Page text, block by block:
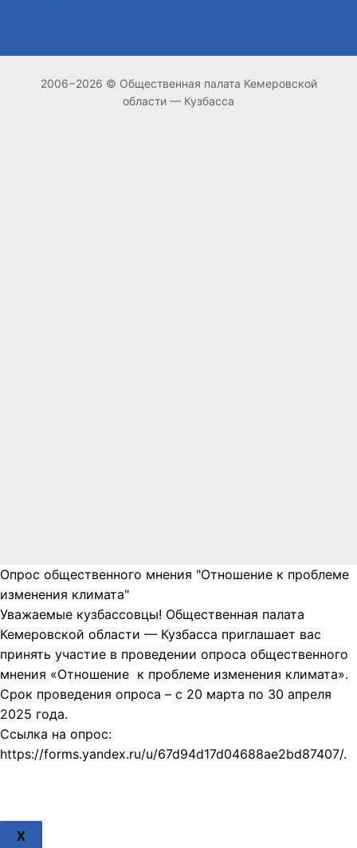
2006−2026 © Общественная палата Кемеровской
области — Кузбасса
Опрос общественного мнения "Отношение к проблеме
изменения климата"
Уважаемые кузбассовцы! Общественная палата
Кемеровской области — Кузбасса приглашает вас
принять участие в проведении опроса общественного
мнения «Отношение к проблеме изменения климата».
Срок проведения опроса – с 20 марта по 30 апреля
2025 года.
Ссылка на опрос:
https://forms.yandex.ru/u/67d94d17d04688ae2bd87407/.
X